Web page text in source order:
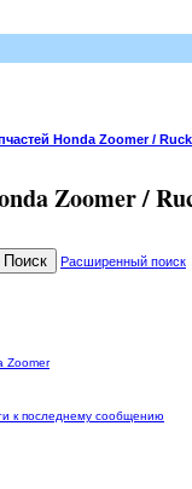
Honda Zoomer /
Zoomer /
Поиск
Расширенный поиск
Zoomer
к последнему сообщению